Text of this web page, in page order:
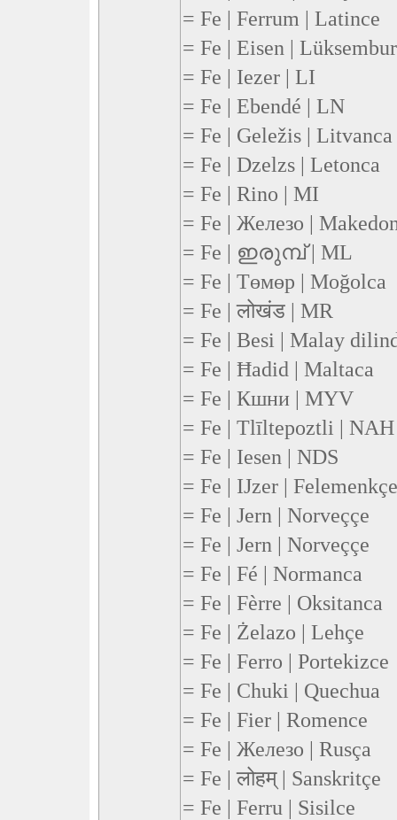
= Fe | Ferrum | Latince
= Fe | Eisen |
= Fe | Iezer | LI
= Fe | Ebendé | LN
= Fe | Geležis | Litvanca
= Fe | Dzelzs | Letonca
= Fe | Rino | MI
= Fe | Железо |
= Fe | ഇരുമ്പ് | ML
= Fe | Төмөр | Moğolca
= Fe | लोखंड | MR
= Fe | Besi | Malay
= Fe | Ħadid | Maltaca
= Fe | Кшни | MYV
= Fe | Tlīltepoztli | NAH
= Fe | Iesen | NDS
= Fe | IJzer | Felemenkçe
= Fe | Jern | Norveççe
= Fe | Jern | Norveççe
= Fe | Fé | Normanca
= Fe | Fèrre | Oksitanca
= Fe | Żelazo | Lehçe
= Fe | Ferro | Portekizce
= Fe | Chuki | Quechua
= Fe | Fier | Romence
= Fe | Железо | Rusça
= Fe | लोहम् | Sanskritçe
= Fe | Ferru | Sisilce